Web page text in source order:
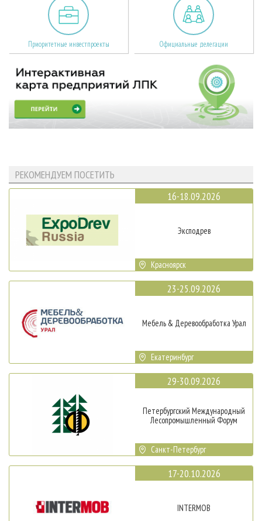
Приоритетные инвестпроекты Официальные делегации
РЕКОМЕНДУЕМ ПОСЕТИТЬ
16-18.09.2026
Эксподрев
Красноярск
23-25.09.2026
Мебель & Деревообработка Урал
Екатеринбург
29-30.09.2026
Петербургский Международный
Лесопромышленный Форум
Санкт-Петербург
17-20.10.2026
INTERMOB